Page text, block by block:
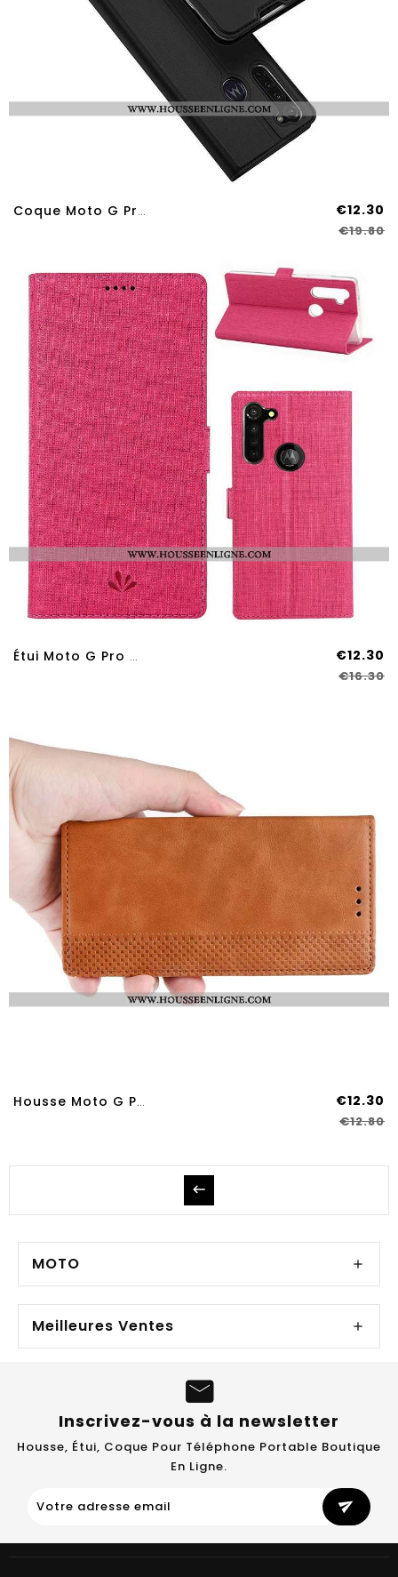
Coque Moto G Pro Cuir Protection Téléphone Portable Étui Noir Housse €12.30
€19.80
Étui Moto G Pro Cuir Modèle Fleurie Portefeuille Carte Rouge Tissu Coque Rose €12.30
€16.30
Housse Moto G Pro Cuir Protection Magnétisme Une Agrafe Téléphone Portable Étui Coque Marron €12.30
€12.80
MOTO
Meilleures Ventes
Inscrivez-vous à la newsletter
Housse, Étui, Coque Pour Téléphone Portable Boutique
En Ligne.
send